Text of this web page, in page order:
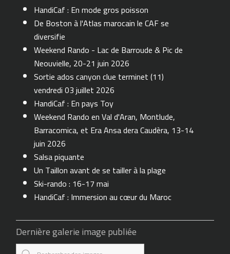
HandiCaf : En mode gros poisson
De Boston à l'Atlas marocain le CAF se
diversifie
Weekend Rando - Lac de Barroude & Pic de
Neouvielle, 20-21 juin 2026
Sortie ados canyon clue terminet (11)
vendredi 03 juillet 2026
HandiCaf : En pays Toy
Weekend Rando en Val d'Aran, Montlude,
Barracomica, et Era Ansa dera Caudèra, 13-14
juin 2026
Salsa piquante
Un Taillon avant de se tailler à la plage
Ski-rando : 16-17 mai
HandiCaf : Immersion au cœur du Maroc
Dernière galerie image publiée